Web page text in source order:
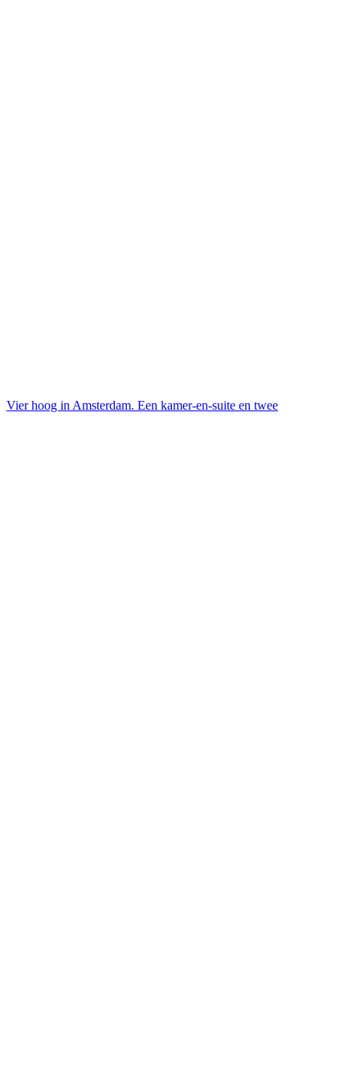
Vier hoog in Amsterdam. Een kamer-en-suite en twee